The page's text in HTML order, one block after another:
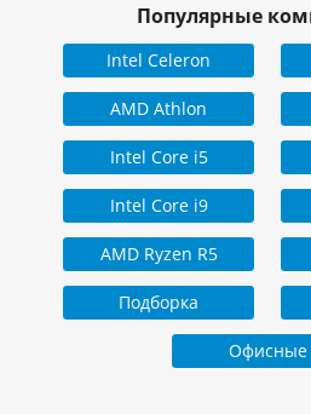
Популярные
Intel Celeron
AMD Athlon
Intel Core i5
Intel Core i9
AMD Ryzen R5
Подборка
Офисные